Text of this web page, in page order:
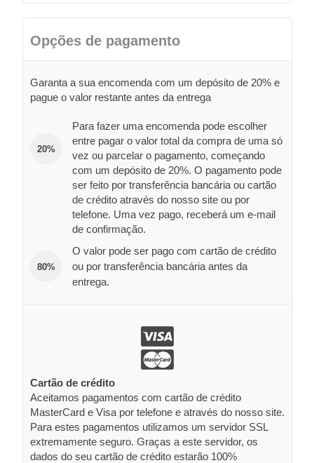
Opções de pagamento
Garanta a sua encomenda com um depósito de 20% e
pague o valor restante antes da entrega
20%
Para fazer uma encomenda pode escolher
entre pagar o valor total da compra de uma só
vez ou parcelar o pagamento, começando
com um depósito de 20%. O pagamento pode
ser feito por transferência bancária ou cartão
de crédito através do nosso site ou por
telefone. Uma vez pago, receberá um e-mail
de confirmação.
80%
O valor pode ser pago com cartão de crédito
ou por transferência bancária antes da
entrega.
Cartão de crédito
Aceitamos pagamentos com cartão de crédito
MasterCard e Visa por telefone e através do nosso site.
Para estes pagamentos utilizamos um servidor SSL
extremamente seguro. Graças a este servidor, os
dados do seu cartão de crédito estarão 100%